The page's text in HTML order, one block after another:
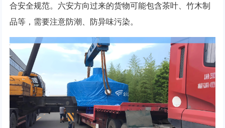
合安全规范。六安方向过来的货物可能包含茶叶、竹木制
品等，需要注意防潮、防异味污染。